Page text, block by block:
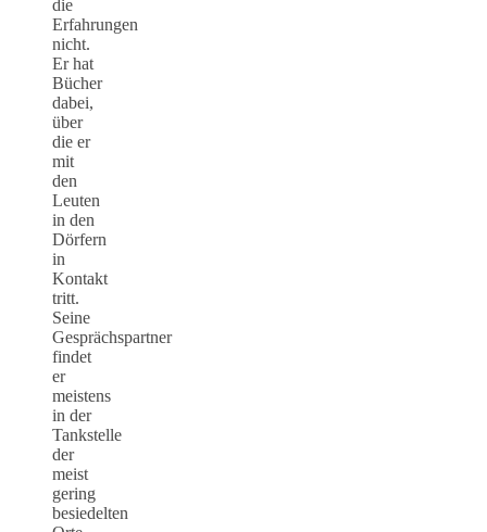
die
Erfahrungen
nicht.
Er hat
Bücher
dabei,
über
die er
mit
den
Leuten
in den
Dörfern
in
Kontakt
tritt.
Seine
Gesprächspartner
findet
er
meistens
in der
Tankstelle
der
meist
gering
besiedelten